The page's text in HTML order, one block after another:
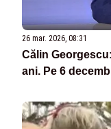
26 mar. 2026, 08:31
Călin
ani. Pe 6